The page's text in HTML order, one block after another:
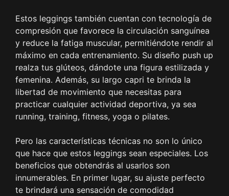
Estos leggings también cuentan con tecnología de
compresión que favorece la circulación sanguínea
y reduce la fatiga muscular, permitiéndote rendir al
máximo en cada entrenamiento. Su diseño push up
realza tus glúteos, dándote una figura estilizada y
femenina. Además, su largo capri te brinda la
libertad de movimiento que necesitas para
practicar cualquier actividad deportiva, ya sea
running, training, fitness, yoga o pilates.
Pero las características técnicas no son lo único
que hace que estos leggings sean especiales. Los
beneficios que obtendrás al usarlos son
innumerables. En primer lugar, su ajuste perfecto
te brindará una sensación de comodidad